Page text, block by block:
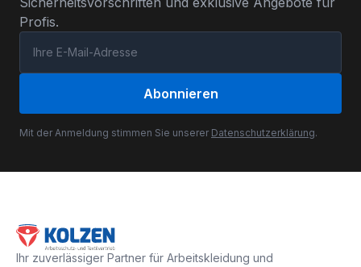
Profis.
Abonnieren
Mit der Anmeldung stimmen Sie unserer Datenschutzerklärung.
Ihr zuverlässiger Partner für Arbeitskleidung und